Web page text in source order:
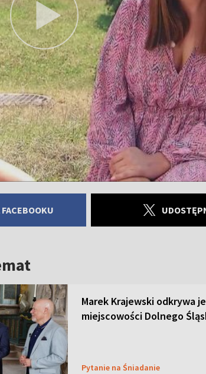
Marek Krajewski odkrywa
miejscowości Dolnego
Pytanie na Śniadanie